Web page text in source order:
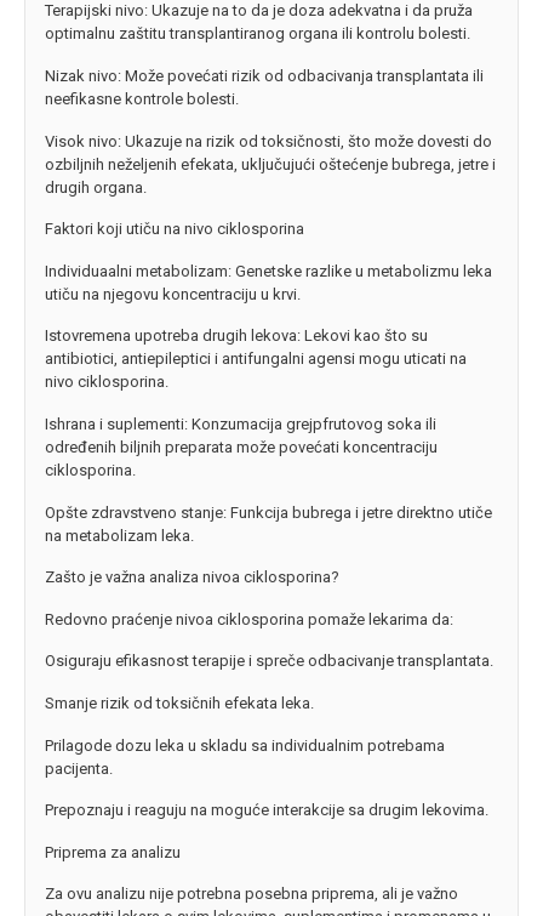
Terapijski nivo: Ukazuje na to da je doza adekvatna i da pruža
optimalnu zaštitu transplantiranog organa ili kontrolu bolesti.
Nizak nivo: Može povećati rizik od odbacivanja transplantata ili
neefikasne kontrole bolesti.
Visok nivo: Ukazuje na rizik od toksičnosti, što može dovesti do
ozbiljnih neželjenih efekata, uključujući oštećenje bubrega, jetre i
drugih organa.
Faktori koji utiču na nivo ciklosporina
Individuaalni metabolizam: Genetske razlike u metabolizmu leka
utiču na njegovu koncentraciju u krvi.
Istovremena upotreba drugih lekova: Lekovi kao što su
antibiotici, antiepileptici i antifungalni agensi mogu uticati na
nivo ciklosporina.
Ishrana i suplementi: Konzumacija grejpfrutovog soka ili
određenih biljnih preparata može povećati koncentraciju
ciklosporina.
Opšte zdravstveno stanje: Funkcija bubrega i jetre direktno utiče
na metabolizam leka.
Zašto je važna analiza nivoa ciklosporina?
Redovno praćenje nivoa ciklosporina pomaže lekarima da:
Osiguraju efikasnost terapije i spreče odbacivanje transplantata.
Smanje rizik od toksičnih efekata leka.
Prilagode dozu leka u skladu sa individualnim potrebama
pacijenta.
Prepoznaju i reaguju na moguće interakcije sa drugim lekovima.
Priprema za analizu
Za ovu analizu nije potrebna posebna priprema, ali je važno